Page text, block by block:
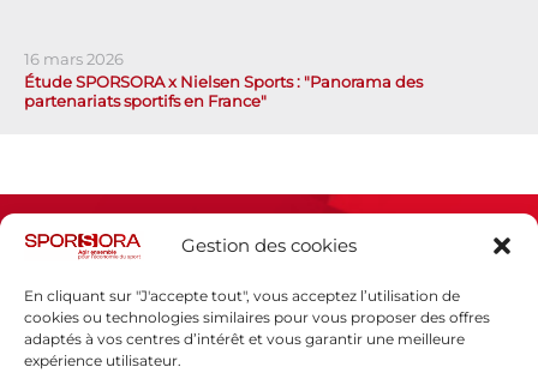
Gestion des cookies
En cliquant sur "J'accepte tout", vous acceptez l’utilisation de
cookies ou technologies similaires pour vous proposer des offres
adaptés à vos centres d’intérêt et vous garantir une meilleure
expérience utilisateur.
16 mars 2026
Étude SPORSORA x Nielsen Sports : "Panorama des
partenariats sportifs en France"
Espace presse